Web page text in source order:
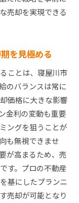
売却を実現できる
を見極める
ことは、寝屋川市
のバランスは常に
価格に大きな影響
金利の変動も重要
ングを狙うことが
も無視できませ
が高まるため、売
す。プロの不動産
基にしたプランニ
売却が可能となり